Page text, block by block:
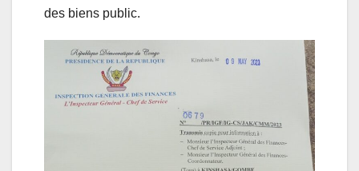
des biens public.